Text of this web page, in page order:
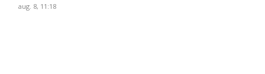
aug. 8, 11:18